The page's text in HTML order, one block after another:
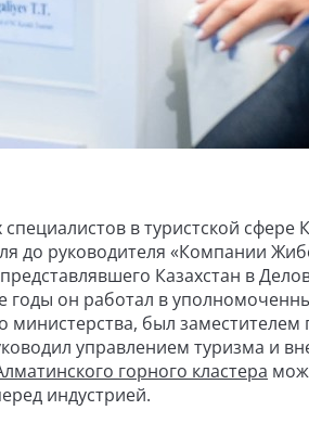
в туристской сфере
до руководителя «Компании
Казахстан в
годы он работал в
был заместителем
управлением туризма и
горного кластера
индустрией.